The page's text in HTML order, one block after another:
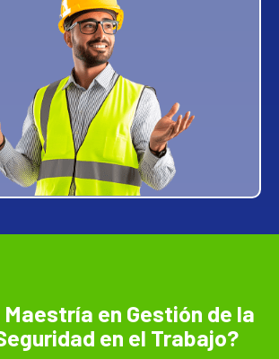
Maestría en Gestión de la
en el Trabajo?